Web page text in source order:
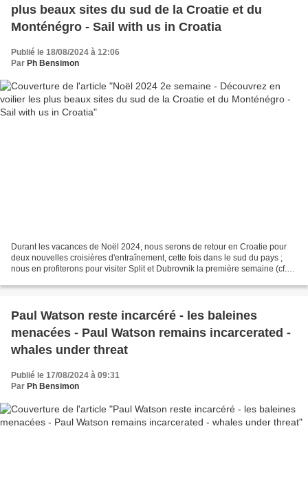
plus beaux sites du sud de la Croatie et du
Monténégro - Sail with us in Croatia
Publié le 18/08/2024 à 12:06
Par Ph Bensimon
Durant les vacances de Noël 2024, nous serons de retour en Croatie pour
deux nouvelles croisières d'entraînement, cette fois dans le sud du pays ;
nous en profiterons pour visiter Split et Dubrovnik la première semaine (cf.
Paul Watson reste incarcéré - les baleines
menacées - Paul Watson remains incarcerated -
whales under threat
Publié le 17/08/2024 à 09:31
Par Ph Bensimon